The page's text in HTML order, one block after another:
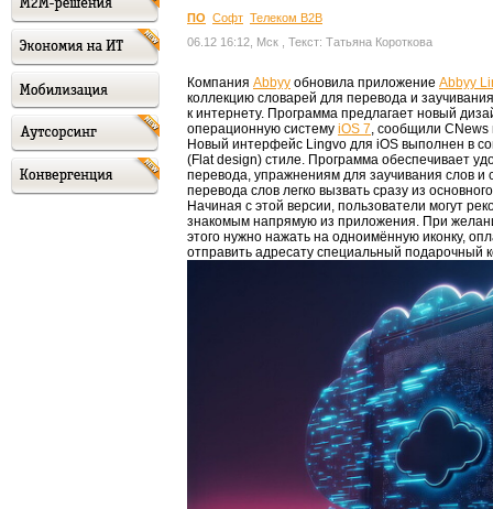
ПО Софт Телеком B2B
06.12 16:12, Мск , Текст: Татьяна Короткова
Компания Abbyy обновила приложение Abbyy
коллекцию словарей для перевода и
к интернету. Программа предлагает новый
операционную систему iOS 7, сообщили CNews
Новый интерфейс Lingvo для iOS выполнен в
(Flat design) стиле. Программа обеспечивает
перевода, упражнениям для заучивания слов
перевода слов легко вызвать сразу из
Начиная с этой версии, пользователи могут
знакомым напрямую из приложения. При
этого нужно нажать на одноимённую иконку,
отправить адресату специальный подарочный